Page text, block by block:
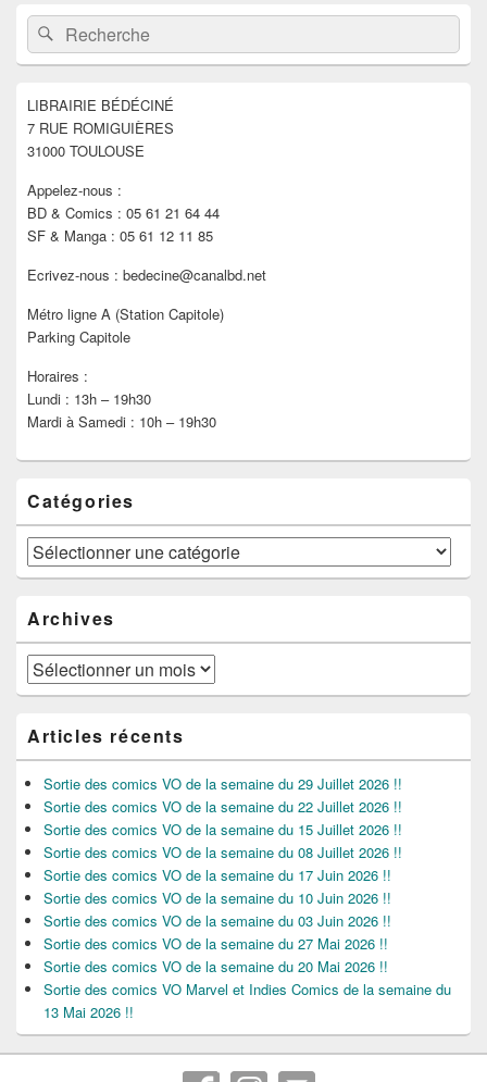
Zone
principale
de
widget
barre
latérale
Recherche :Rechercher
LIBRAIRIE BÉDÉCINÉ
7 RUE ROMIGUIÈRES
31000 TOULOUSE
Appelez-nous :
BD & Comics : 05 61 21 64 44
SF & Manga : 05 61 12 11 85
Ecrivez-nous : bedecine@canalbd.net
Métro ligne A (Station Capitole)
Parking Capitole
Horaires :
Lundi : 13h – 19h30
Mardi à Samedi : 10h – 19h30
Catégories
Catégories
Archives
Archives
Articles récents
Sortie des comics VO de la semaine du 29 Juillet 2026 !!
Sortie des comics VO de la semaine du 22 Juillet 2026 !!
Sortie des comics VO de la semaine du 15 Juillet 2026 !!
Sortie des comics VO de la semaine du 08 Juillet 2026 !!
Sortie des comics VO de la semaine du 17 Juin 2026 !!
Sortie des comics VO de la semaine du 10 Juin 2026 !!
Sortie des comics VO de la semaine du 03 Juin 2026 !!
Sortie des comics VO de la semaine du 27 Mai 2026 !!
Sortie des comics VO de la semaine du 20 Mai 2026 !!
Sortie des comics VO Marvel et Indies Comics de la semaine du
13 Mai 2026 !!